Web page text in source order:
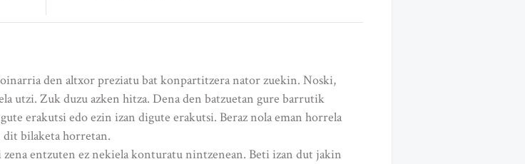
den altxor preziatu bat konpartitzera nator zuekin. Noski,
utzi. Zuk duzu azken hitza. Dena den batzuetan gure barrutik
erakutsi edo ezin izan digute erakutsi. Beraz nola eman horrela
dit bilaketa horretan.
entzuten ez nekiela konturatu nintzenean. Beti izan dut jakin